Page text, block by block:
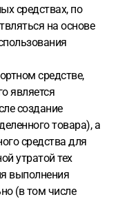
средствах, по
на основе
средстве,
является
создание
товара), а
средства для
утратой тех
выполнения
(в том числе